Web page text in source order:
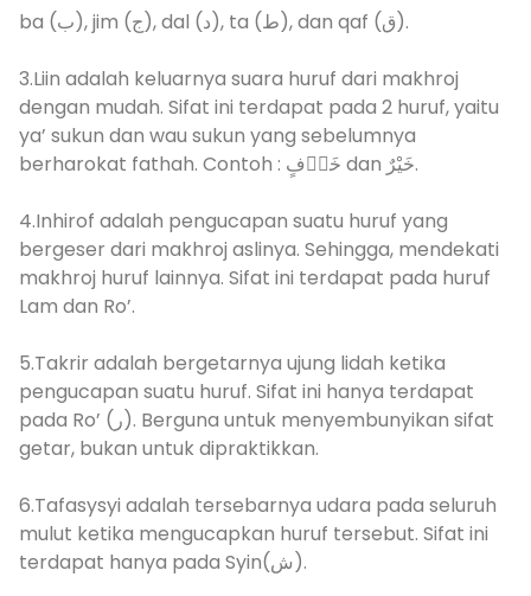
ba (ب), jim (ج), dal (د), ta (ط), dan qaf (ق).
3.Liin adalah keluarnya suara huruf dari makhroj
dengan mudah. Sifat ini terdapat pada 2 huruf, yaitu
ya’ sukun dan wau sukun yang sebelumnya
berharokat fathah. Contoh : خَوۡفٍ dan خَيْرٌ.
4.Inhirof adalah pengucapan suatu huruf yang
bergeser dari makhroj aslinya. Sehingga, mendekati
makhroj huruf lainnya. Sifat ini terdapat pada huruf
Lam dan Ro’.
5.Takrir adalah bergetarnya ujung lidah ketika
pengucapan suatu huruf. Sifat ini hanya terdapat
pada Ro’ (ر). Berguna untuk menyembunyikan sifat
getar, bukan untuk dipraktikkan.
6.Tafasysyi adalah tersebarnya udara pada seluruh
mulut ketika mengucapkan huruf tersebut. Sifat ini
terdapat hanya pada Syin(ش).